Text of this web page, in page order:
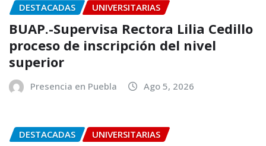
DESTACADAS UNIVERSITARIAS
BUAP.-Supervisa Rectora Lilia Cedillo
proceso de inscripción del nivel
superior
Presencia en Puebla Ago 5, 2026
DESTACADAS UNIVERSITARIAS